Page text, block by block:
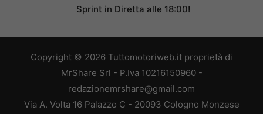
Sprint in Diretta alle 18:00!
Copyright © 2026 Tuttomotoriweb.it proprietà di
MrShare Srl - P.Iva 10216150960 -
redazionemrshare@gmail.com
Via A. Volta 16 Palazzo C - 20093 Cologno Monzese